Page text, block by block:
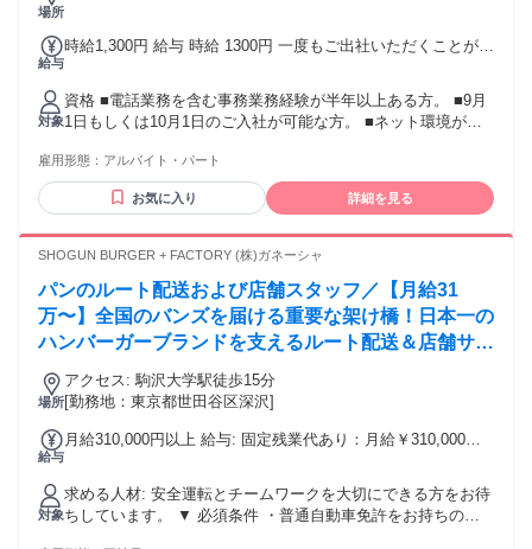
場所
給与
時給1,300円 給与 時給 1300円 一度もご出社いただくことがご
対象
資格 ■電話業務を含む事務業務経験が半年以上ある方。 ■9月
1日もしくは10月1日のご入社が可能な方。 ■ネット環境が
索いただくと速度テストのサイトに繋がりますのでお試しく
ださい。 ＜テレアポ・電話応対の経験者歓迎！＞ ★困ったと
きは周りの先輩にすぐ聞ける環境なので安心です！ ＜こんな
をくみ取るのが得意な方 ・サポートや気配りが自然にできる
験・スキル】 データ入力、事務、一般事務、 コールセンタ
ー、テレアポ、 在宅勤務、リモートワークなどの業務経験。
雇用形態： アルバイト・パート
お気に入り 詳細を見る
SHOGUN BURGER + FACTORY (株)ガネーシャ
パンのルート配送および店舗スタッフ／【月給31
万〜】全国のバンズを届ける重要な架け橋！日本一の
ハンバーガーブランドを支えるルート配送＆店舗サポ
ート
場所
アクセス: 駒沢大学駅徒歩15分
[勤務地：東京都世田谷区深沢]
給与
月給310,000円以上 給与: 固定残業代あり：月給￥310,000以
む。22時間を超える残業代は追加で支給する。 【給与・年収
例】 ご経験やスキルを考慮の上、スタート給与を決定しま
す。 ★バンズ製造やベーカリーでの実務経験をお持ちの方
対象
求める人材: 安全運転とチームワークを大切にできる方をお待
ちしています。 ▼ 必須条件 ・普通自動車免許をお持ちの方